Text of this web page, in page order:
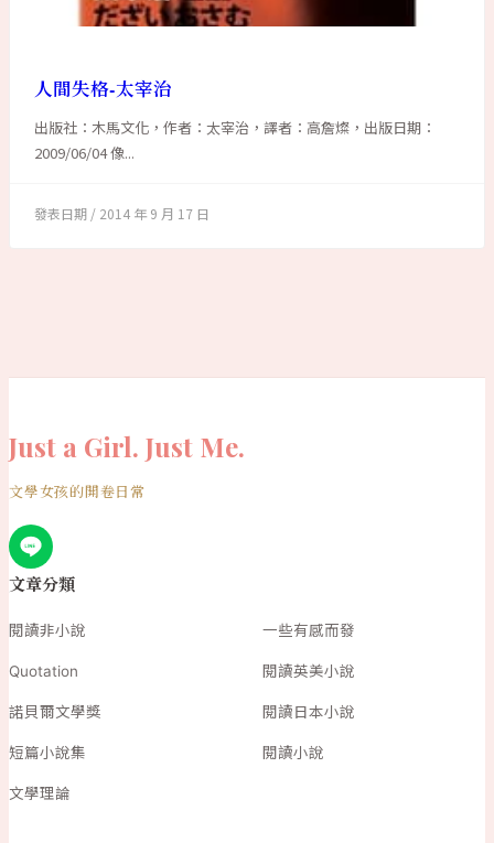
人間失格-太宰治
出版社：木馬文化，作者：太宰治，譯者：高詹燦，出版日期：
2009/06/04 像...
2014 年 9 月 17 日
Just a Girl. Just Me.
文學女孩的開卷日常
文章分類
閱讀非小說 一些有感而發
Quotation 閱讀英美小說
諾貝爾文學獎 閱讀日本小說
短篇小說集 閱讀小說
文學理論